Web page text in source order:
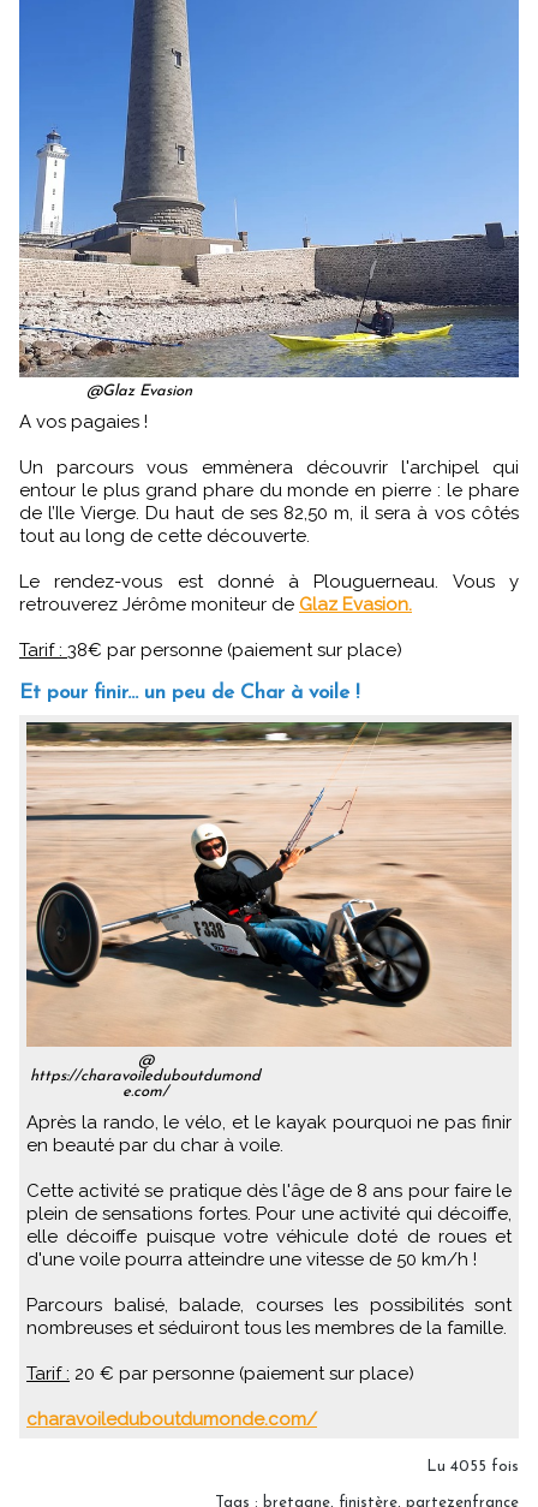
@Glaz Evasion
A vos pagaies !
Un parcours vous emmènera découvrir l'archipel qui
entour le plus grand phare du monde en pierre : le phare
de l’Ile Vierge. Du haut de ses 82,50 m, il sera à vos côtés
tout au long de cette découverte.
Le rendez-vous est donné à Plouguerneau. Vous y
retrouverez Jérôme moniteur de Glaz Evasion.
Tarif : 38€ par personne (paiement sur place)
Et pour finir... un peu de Char à voile !
@
https://charavoileduboutdumond
e.com/
Après la rando, le vélo, et le kayak pourquoi ne pas finir
en beauté par du char à voile.
Cette activité se pratique dès l'âge de 8 ans pour faire le
plein de sensations fortes. Pour une activité qui décoiffe,
elle décoiffe puisque votre véhicule doté de roues et
d'une voile pourra atteindre une vitesse de 50 km/h !
Parcours balisé, balade, courses les possibilités sont
nombreuses et séduiront tous les membres de la famille.
Tarif : 20 € par personne (paiement sur place)
charavoileduboutdumonde.com/
Lu 4055 fois
Tags : bretagne, finistère, partezenfrance